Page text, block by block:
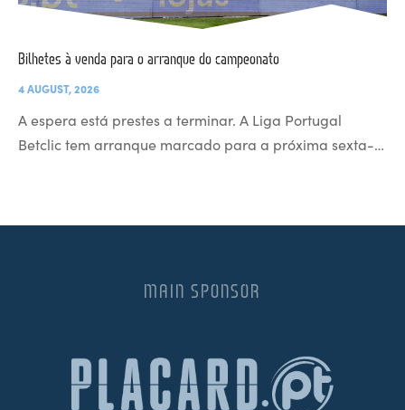
Bilhetes à venda para o arranque do campeonato
4 AUGUST, 2026
A espera está prestes a terminar. A Liga Portugal
Betclic tem arranque marcado para a próxima sexta-…
MAIN SPONSOR